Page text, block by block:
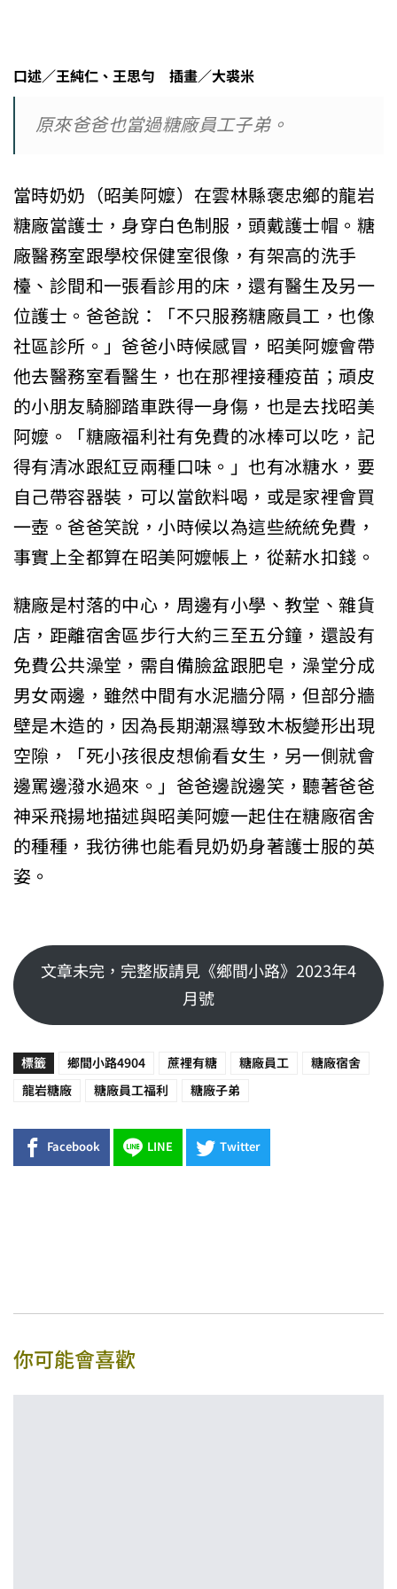
口述／王純仁、王思勻 插畫／大裘米
原來爸爸也當過糖廠員工子弟。
當時奶奶（昭美阿嬤）在雲林縣褒忠鄉的龍岩
糖廠當護士，身穿白色制服，頭戴護士帽。糖
廠醫務室跟學校保健室很像，有架高的洗手
檯、診間和一張看診用的床，還有醫生及另一
位護士。爸爸說：「不只服務糖廠員工，也像
社區診所。」爸爸小時候感冒，昭美阿嬤會帶
他去醫務室看醫生，也在那裡接種疫苗；頑皮
的小朋友騎腳踏車跌得一身傷，也是去找昭美
阿嬤。「糖廠福利社有免費的冰棒可以吃，記
得有清冰跟紅豆兩種口味。」也有冰糖水，要
自己帶容器裝，可以當飲料喝，或是家裡會買
一壺。爸爸笑說，小時候以為這些統統免費，
事實上全都算在昭美阿嬤帳上，從薪水扣錢。
糖廠是村落的中心，周邊有小學、教堂、雜貨
店，距離宿舍區步行大約三至五分鐘，還設有
免費公共澡堂，需自備臉盆跟肥皂，澡堂分成
男女兩邊，雖然中間有水泥牆分隔，但部分牆
壁是木造的，因為長期潮濕導致木板變形出現
空隙，「死小孩很皮想偷看女生，另一側就會
邊罵邊潑水過來。」爸爸邊說邊笑，聽著爸爸
神采飛揚地描述與昭美阿嬤一起住在糖廠宿舍
的種種，我彷彿也能看見奶奶身著護士服的英
姿。
文章未完，完整版請見《鄉間小路》2023年4
月號
標籤 鄉間小路4904 蔗裡有糖 糖廠員工 糖廠宿舍
龍岩糖廠 糖廠員工福利 糖廠子弟
Facebook LINE Twitter
你可能會喜歡